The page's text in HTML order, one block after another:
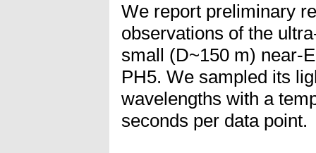
We report preliminary
observations of the
small (D~150 m) near-
PH5. We sampled its
wavelengths with a
seconds per data point.